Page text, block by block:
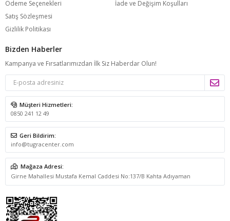
Ödeme Seçenekleri
Satış Sözleşmesi
Gizlilik Politikası
İade ve Değişim Koşulları
Bizden Haberler
Kampanya ve Fırsatlarımızdan İlk Siz Haberdar Olun!
Müşteri Hizmetleri:
0850 241 12 49
Geri Bildirim:
info@tugracenter.com
Mağaza Adresi:
Girne Mahallesi Mustafa Kemal Caddesi No:137/B Kahta Adıyaman